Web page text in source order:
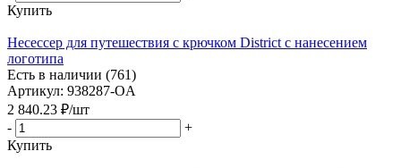
Купить
Несессер для путешествия с крючком District с нанесением
логотипа
Есть в наличии (761)
Артикул: 938287-OA
2 840.23 ₽/шт
-
+
Купить